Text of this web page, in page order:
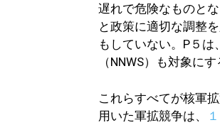
遅れで危険なものと
と政策に適切な調整
もしていない。P５
（NNWS）も対象に
これらすべてが核軍
用いた軍拡競争は、